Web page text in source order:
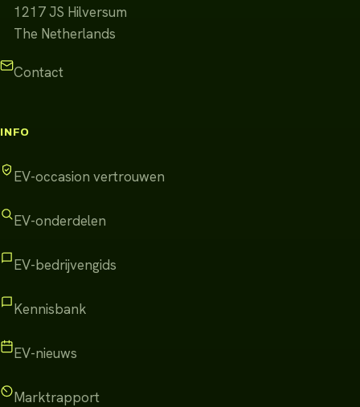
1217 JS Hilversum
The Netherlands
Contact
INFO
EV-occasion vertrouwen
EV-onderdelen
EV-bedrijvengids
Kennisbank
EV-nieuws
Marktrapport